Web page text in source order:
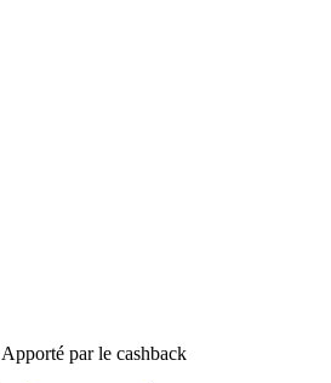
Apporté par le cashback